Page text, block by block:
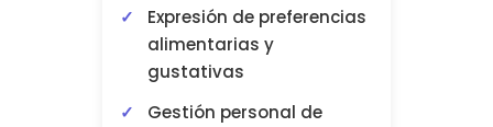
Expresión de preferencias
alimentarias y
gustativas
Gestión personal de